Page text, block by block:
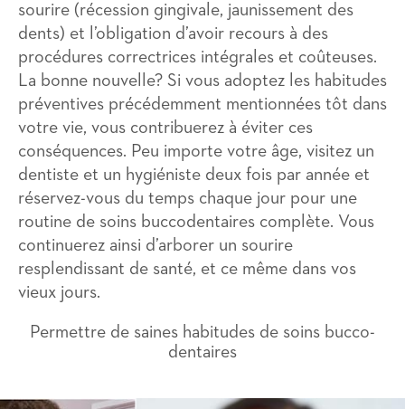
sourire (récession gingivale, jaunissement des
dents) et l’obligation d’avoir recours à des
procédures correctrices intégrales et coûteuses.
La bonne nouvelle? Si vous adoptez les habitudes
préventives précédemment mentionnées tôt dans
votre vie, vous contribuerez à éviter ces
conséquences. Peu importe votre âge, visitez un
dentiste et un hygiéniste deux fois par année et
réservez-vous du temps chaque jour pour une
routine de soins buccodentaires complète. Vous
continuerez ainsi d’arborer un sourire
resplendissant de santé, et ce même dans vos
vieux jours.
Permettre de saines habitudes de soins bucco-
dentaires